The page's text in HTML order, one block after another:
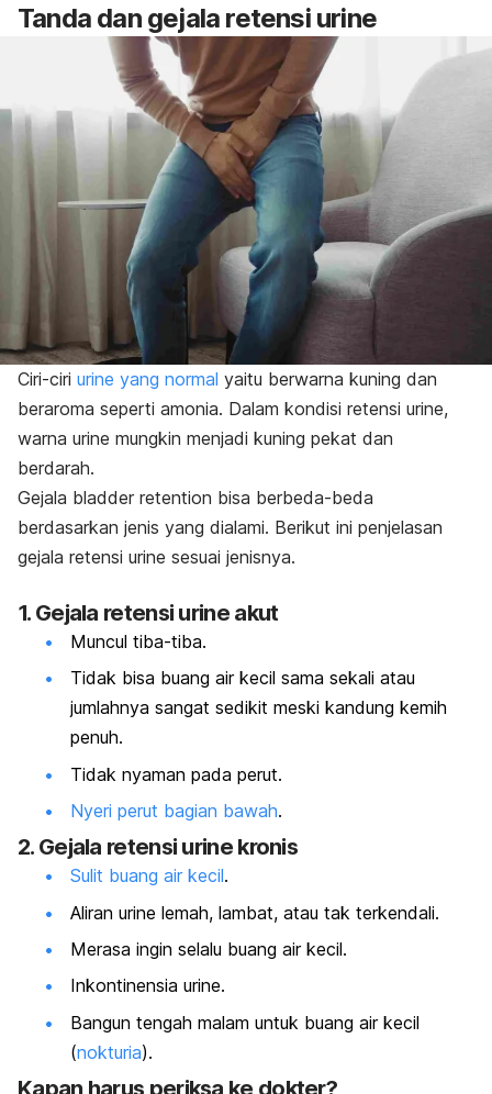
Tanda dan gejala retensi urine
Ciri-ciri urine yang normal yaitu berwarna kuning dan
beraroma seperti amonia. Dalam kondisi retensi urine,
warna urine mungkin menjadi kuning pekat dan
berdarah.
Gejala bladder retention bisa berbeda-beda
berdasarkan jenis yang dialami. Berikut ini penjelasan
gejala retensi urine sesuai jenisnya.
1. Gejala retensi urine akut
Muncul tiba-tiba.
Tidak bisa buang air kecil sama sekali atau
jumlahnya sangat sedikit meski kandung kemih
penuh.
Tidak nyaman pada perut.
Nyeri perut bagian bawah.
2. Gejala retensi urine kronis
Sulit buang air kecil.
Aliran urine lemah, lambat, atau tak terkendali.
Merasa ingin selalu buang air kecil.
Inkontinensia urine.
Bangun tengah malam untuk buang air kecil
(nokturia).